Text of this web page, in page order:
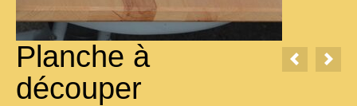
Planche à
découper